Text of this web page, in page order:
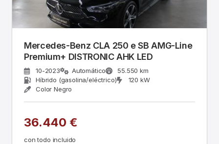
Mercedes-Benz CLA 250 e SB AMG-Line
Premium+ DISTRONIC AHK LED
10-2023 Automático
55.550 km
Híbrido (gasolina/eléctrico)
120 kW
Color Negro
36.440 €
con todo incluido